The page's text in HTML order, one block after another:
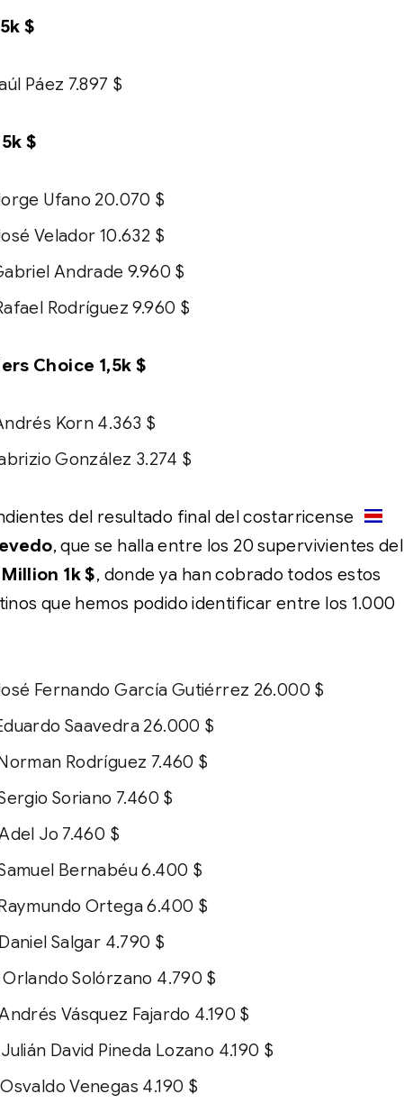
$
Páez 7.897 $
$
Ufano 20.070 $
Velador 10.632 $
Andrade 9.960 $
Rodríguez 9.960 $
Choice 1,5k $
Korn 4.363 $
González 3.274 $
del resultado final del costarricense
, que se halla entre los 20 supervivientes del
1k $, donde ya han cobrado todos estos
que hemos podido identificar entre los 1.000
Fernando García Gutiérrez 26.000 $
Saavedra 26.000 $
Rodríguez 7.460 $
Soriano 7.460 $
Jo 7.460 $
Bernabéu 6.400 $
Ortega 6.400 $
Daniel Salgar 4.790 $
Orlando Solórzano 4.790 $
Vásquez Fajardo 4.190 $
Julián David Pineda Lozano 4.190 $
Osvaldo Venegas 4.190 $